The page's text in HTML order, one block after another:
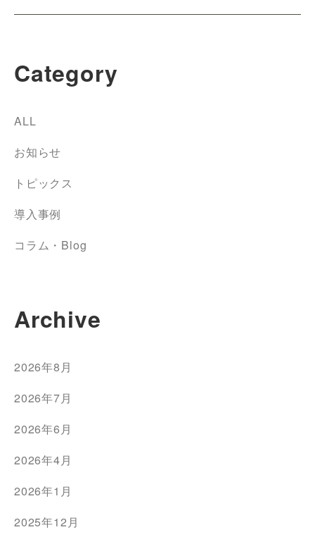
Category
ALL
お知らせ
トピックス
導入事例
コラム・Blog
Archive
2026年8月
2026年7月
2026年6月
2026年4月
2026年1月
2025年12月